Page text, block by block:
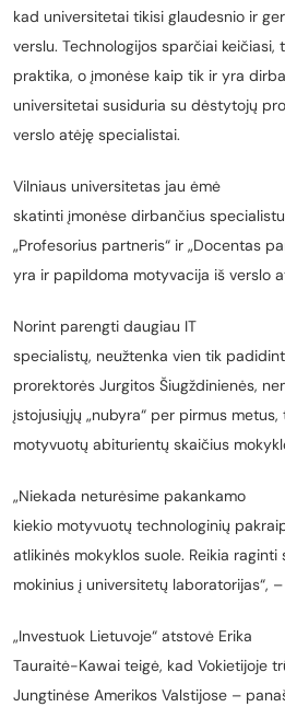
kad universitetai tikisi glaudesnio ir
verslu. Technologijos sparčiai
praktika, o įmonėse kaip tik ir yra
universitetai susiduria su dėstytojų
verslo atėję specialistai.
Vilniaus universitetas jau ėmė
skatinti įmonėse dirbančius
„Profesorius partneris“ ir „Docentas
yra ir papildoma motyvacija iš verslo
Norint parengti daugiau IT
specialistų, neužtenka vien tik
prorektorės Jurgitos Šiugždinienės,
įstojusiųjų „nubyra“ per pirmus
motyvuotų abiturientų skaičius
„Niekada neturėsime pakankamo
kiekio motyvuotų technologinių
atlikinės mokyklos suole. Reikia
mokinius į universitetų laboratorijas“,
„Investuok Lietuvoje“ atstovė Erika
Tauraitė-Kawai teigė, kad Vokietijoje
Jungtinėse Amerikos Valstijose –